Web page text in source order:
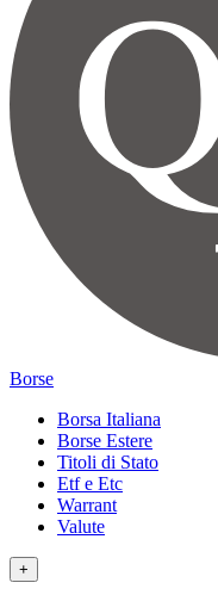
Borse
Borsa Italiana
Borse Estere
Titoli di Stato
Etf e Etc
Warrant
Valute
+